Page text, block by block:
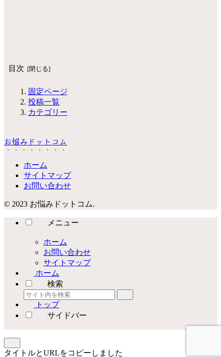
目次
固定ページ
投稿一覧
カテゴリー
お悩みドットコム
ホーム
サイトマップ
お問い合わせ
© 2023 お悩みドットコム.
メニュー
ホーム
お問い合わせ
サイトマップ
ホーム
検索
トップ
サイドバー
タイトルとURLをコピーしました